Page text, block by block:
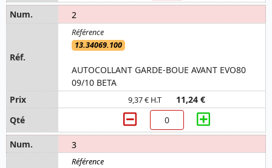
2
13.34069.100
AUTOCOLLANT GARDE-BOUE AVANT EVO80
09/10 BETA
9,37 € H.T 11,24 €
3